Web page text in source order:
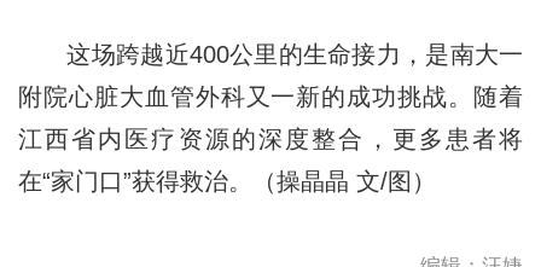
这场跨越近400公里的生命接力，是南大一
附院心脏大血管外科又一新的成功挑战。随着
江西省内医疗资源的深度整合，更多患者将
在“家门口”获得救治。（操晶晶 文/图）